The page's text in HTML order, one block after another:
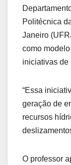
Politécnica
Janeiro
como
iniciativas de
“Essa
geração de
recursos
O professor